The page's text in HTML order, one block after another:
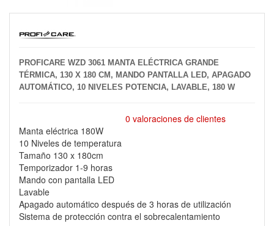
PROFICARE WZD 3061 MANTA ELÉCTRICA GRANDE
TÉRMICA, 130 X 180 CM, MANDO PANTALLA LED, APAGADO
AUTOMÁTICO, 10 NIVELES POTENCIA, LAVABLE, 180 W
0 valoraciones de clientes
Manta eléctrica 180W
10 Niveles de temperatura
Tamaño 130 x 180cm
Temporizador 1-9 horas
Mando con pantalla LED
Lavable
Apagado automático después de 3 horas de utilización
Sistema de protección contra el sobrecalentamiento